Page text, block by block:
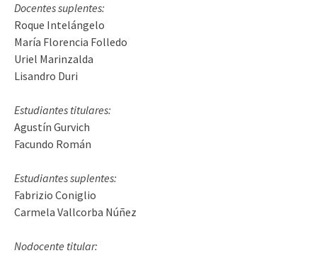
Docentes suplentes:
Roque Intelángelo
María Florencia Folledo
Uriel Marinzalda
Lisandro Duri
Estudiantes titulares:
Agustín Gurvich
Facundo Román
Estudiantes suplentes:
Fabrizio Coniglio
Carmela Vallcorba Núñez
Nodocente titular: